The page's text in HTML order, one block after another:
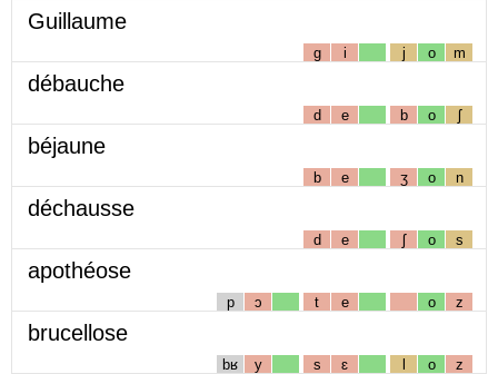
Guillaume
g i j o m
débauche
d e b o ʃ
béjaune
b e ʒ o n
déchausse
d e ʃ o s
apothéose
p ɔ t e o z
brucellose
bʁ y s ɛ l o z